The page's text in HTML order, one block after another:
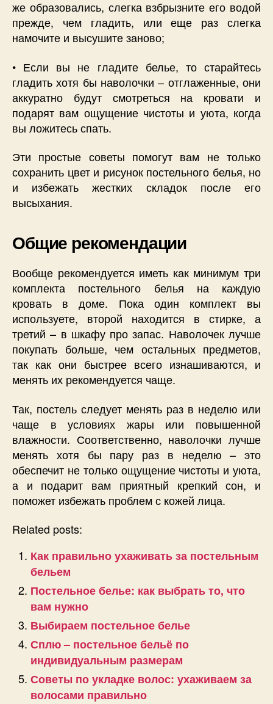
же образовались, слегка взбрызните его водой
прежде, чем гладить, или еще раз слегка
намочите и высушите заново;
• Если вы не гладите белье, то старайтесь
гладить хотя бы наволочки – отглаженные, они
аккуратно будут смотреться на кровати и
подарят вам ощущение чистоты и уюта, когда
вы ложитесь спать.
Эти простые советы помогут вам не только
сохранить цвет и рисунок постельного белья, но
и избежать жестких складок после его
высыхания.
Общие рекомендации
Вообще рекомендуется иметь как минимум три
комплекта постельного белья на каждую
кровать в доме. Пока один комплект вы
используете, второй находится в стирке, а
третий – в шкафу про запас. Наволочек лучше
покупать больше, чем остальных предметов,
так как они быстрее всего изнашиваются, и
менять их рекомендуется чаще.
Так, постель следует менять раз в неделю или
чаще в условиях жары или повышенной
влажности. Соответственно, наволочки лучше
менять хотя бы пару раз в неделю – это
обеспечит не только ощущение чистоты и уюта,
а и подарит вам приятный крепкий сон, и
поможет избежать проблем с кожей лица.
Related posts:
Как правильно ухаживать за постельным
бельем
Постельное белье: как выбрать то, что
вам нужно
Выбираем постельное белье
Сплю – постельное бельё по
индивидуальным размерам
Советы по укладке волос: ухаживаем за
волосами правильно